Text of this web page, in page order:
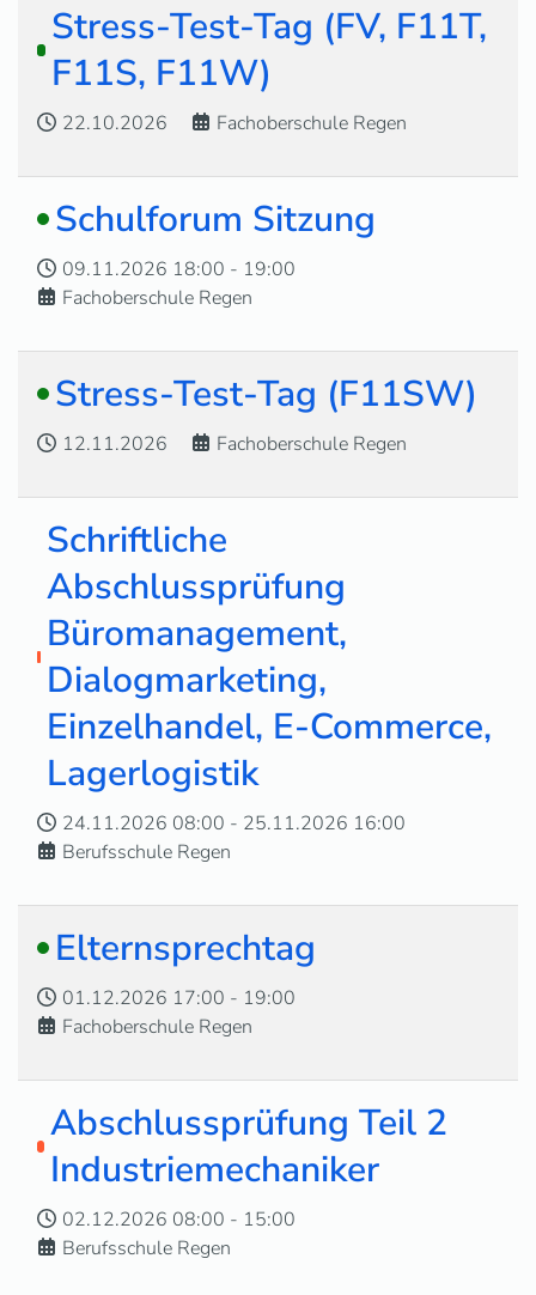
Stress-Test-Tag (FV, F11T,
F11S, F11W)
22.10.2026 Fachoberschule Regen
Schulforum Sitzung
09.11.2026 18:00 - 19:00
Fachoberschule Regen
Stress-Test-Tag (F11SW)
12.11.2026 Fachoberschule Regen
Schriftliche
Abschlussprüfung
Büromanagement,
Dialogmarketing,
Einzelhandel, E-Commerce,
Lagerlogistik
24.11.2026 08:00 - 25.11.2026 16:00
Berufsschule Regen
Elternsprechtag
01.12.2026 17:00 - 19:00
Fachoberschule Regen
Abschlussprüfung Teil 2
Industriemechaniker
02.12.2026 08:00 - 15:00
Berufsschule Regen